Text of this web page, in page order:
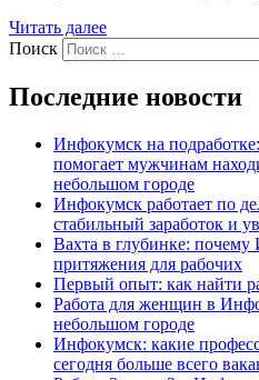
Читать далее
Поиск
Последние новости
Инфокумск на
помогает мужчинам
небольшом городе
Инфокумск работает по
стабильный заработок и
Вахта в глубинке: почему
притяжения для рабочих
Первый опыт: как найти
Работа для женщин в
небольшом городе
Инфокумск: какие
сегодня больше всего